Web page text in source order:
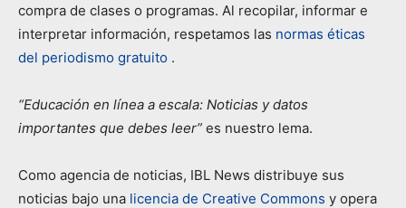
compra de clases o programas. Al recopilar, informar e
interpretar información, respetamos las normas éticas
del periodismo gratuito .
“Educación en línea a escala: Noticias y datos
importantes que debes leer” es nuestro lema.
Como agencia de noticias, IBL News distribuye sus
noticias bajo una licencia de Creative Commons y opera